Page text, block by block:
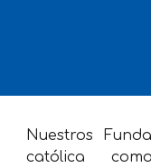
Nuestros
católica